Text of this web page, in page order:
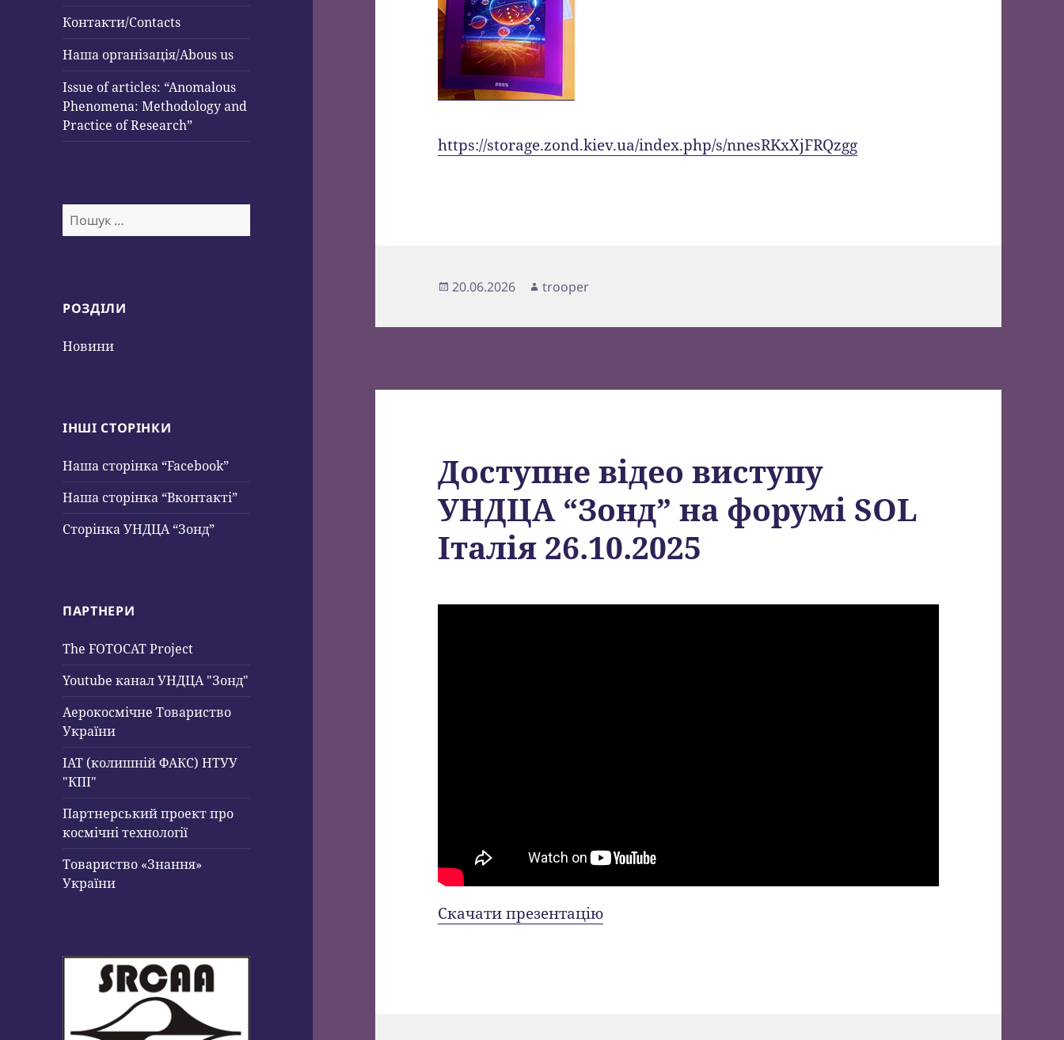
Контакти/Contacts
Наша організація/Abous us
Issue of articles: “Anomalous
Phenomena: Methodology and
Practice of Research”
Пошук:
РОЗДІЛИ
Новини
ІНШІ СТОРІНКИ
Наша сторінка “Facebook”
Наша сторінка “Вконтакті”
Сторінка УНДЦА “Зонд”
ПАРТНЕРИ
The FOTOCAT Project
Youtube канал УНДЦА "Зонд"
Аерокосмічне Товариство
України
ІАТ (колишній ФАКС) НТУУ
"КПІ"
Партнерський проект про
космічні технології
Товариство «Знання»
України
https://storage.zond.kiev.ua/index.php/s/nnesRKxXjFRQzgg
Опубліковано
20.06.2026 Автор
trooper
Доступне відео виступу
УНДЦА “Зонд” на форумі SOL
Італія 26.10.2025
Скачати презентацію